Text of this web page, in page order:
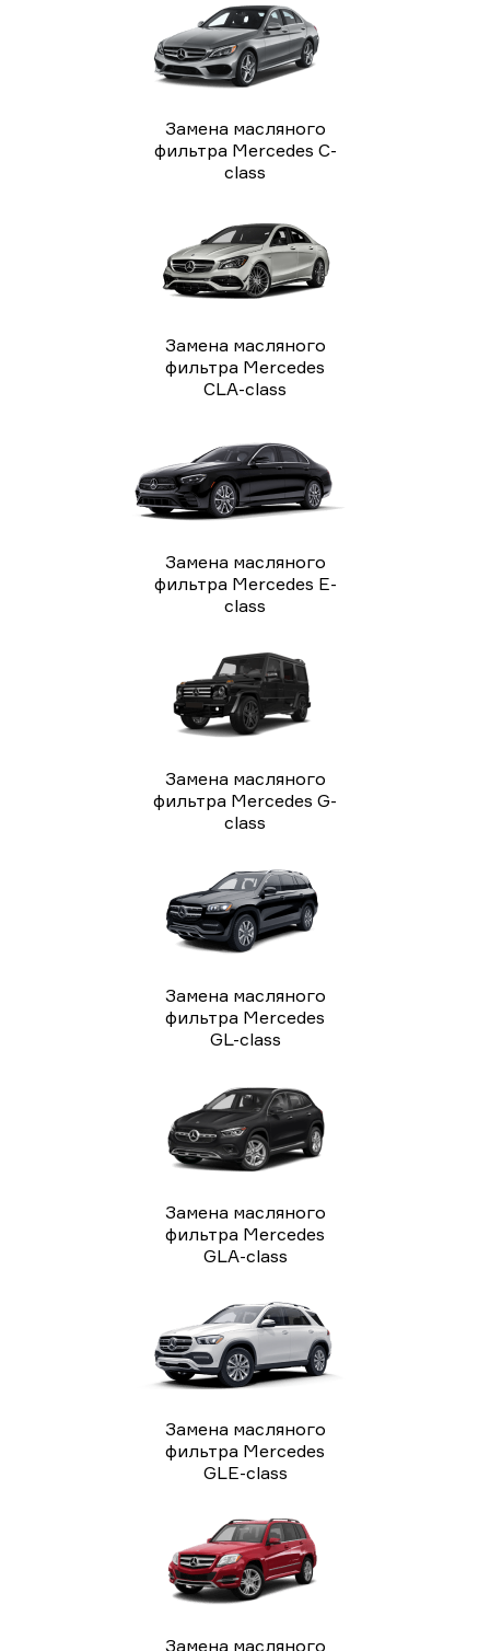
Замена масляного
фильтра Mercedes C-
class
Замена масляного
фильтра Mercedes
CLA-class
Замена масляного
фильтра Mercedes E-
class
Замена масляного
фильтра Mercedes G-
class
Замена масляного
фильтра Mercedes
GL-class
Замена масляного
фильтра Mercedes
GLA-class
Замена масляного
фильтра Mercedes
GLE-class
Замена масляного